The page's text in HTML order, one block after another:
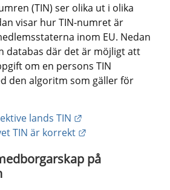
(TIN) ser olika ut i olika
visar hur TIN-numret är
inom EU. Nedan
databas där det är möjligt att
om en persons TIN
den algoritm som gäller för
lands TIN
TIN är korrekt
på